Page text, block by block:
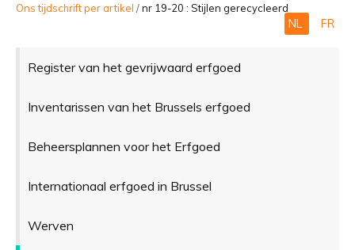
BELEVEN
Ons tijdschrift per artikel /nr 19-20 : Stijlen gerecycleerd
NL FR
Register van het gevrijwaard erfgoed
Inventarissen van het Brussels erfgoed
Beheersplannen voor het Erfgoed
Internationaal erfgoed in Brussel
Werven